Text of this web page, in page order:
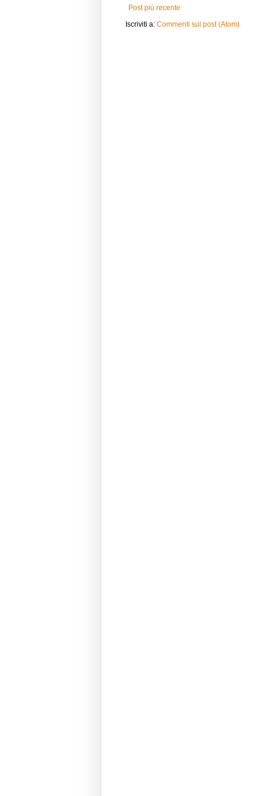
Post più recente
Iscriviti a: Commenti sul post (Atom)